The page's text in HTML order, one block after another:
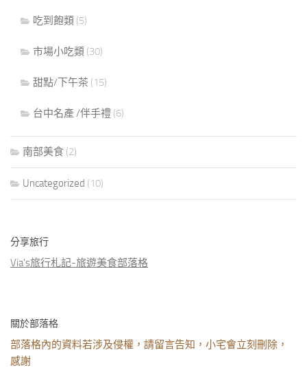
吃到飽類 (5)
市場小吃類 (30)
甜點/下午茶 (15)
台中名產 /伴手禮 (6)
南部美食 (2)
Uncategorized (10)
分享旅行
Via's旅行札記-旅遊美食部落格
關於部落格
部落格內的資料若涉及侵權，請留言告知，小宅會立刻刪除，
感謝